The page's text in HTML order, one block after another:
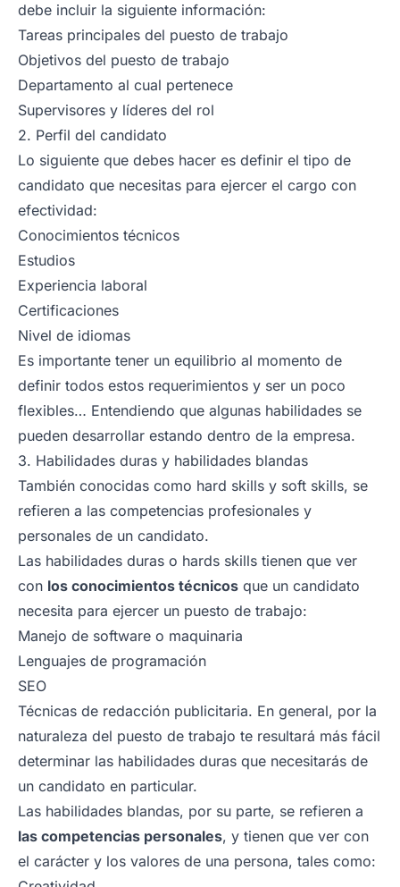
debe incluir la siguiente información:
Tareas principales del puesto de trabajo
Objetivos del puesto de trabajo
Departamento al cual pertenece
Supervisores y líderes del rol
2. Perfil del candidato
Lo siguiente que debes hacer es definir el tipo de
candidato que necesitas para ejercer el cargo con
efectividad:
Conocimientos técnicos
Estudios
Experiencia laboral
Certificaciones
Nivel de idiomas
Es importante tener un equilibrio al momento de
definir todos estos requerimientos y ser un poco
flexibles… Entendiendo que algunas habilidades se
pueden desarrollar estando dentro de la empresa.
3. Habilidades duras y habilidades blandas
También conocidas como hard skills y soft skills, se
refieren a las competencias profesionales y
personales de un candidato.
Las habilidades duras o hards skills tienen que ver
con los conocimientos técnicos que un candidato
necesita para ejercer un puesto de trabajo:
Manejo de software o maquinaria
Lenguajes de programación
SEO
Técnicas de redacción publicitaria. En general, por la
naturaleza del puesto de trabajo te resultará más fácil
determinar las habilidades duras que necesitarás de
un candidato en particular.
Las habilidades blandas, por su parte, se refieren a
las competencias personales, y tienen que ver con
el carácter y los valores de una persona, tales como: